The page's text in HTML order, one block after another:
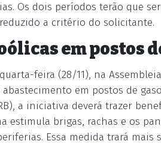
Os dois períodos terão que
a critério do solicitante.
em postos
feira (28/11), na
em postos de
a iniciativa deverá trazer
estimula brigas, rachas e os
Essa medida trará mais